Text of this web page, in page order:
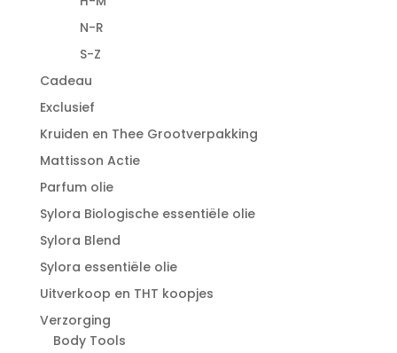
N-R
S-Z
Cadeau
Exclusief
Kruiden en Thee Grootverpakking
Mattisson Actie
Parfum olie
Sylora Biologische essentiële olie
Sylora Blend
Sylora essentiële olie
Uitverkoop en THT koopjes
Verzorging
Body Tools